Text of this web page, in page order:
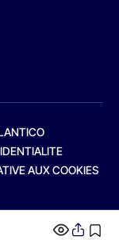
AUX COOKIES